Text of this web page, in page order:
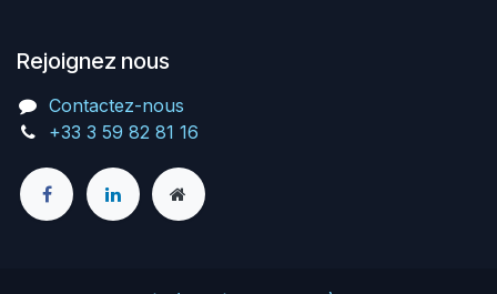
Rejoignez nous
Contactez-nous
+33 3 59 82 81 16